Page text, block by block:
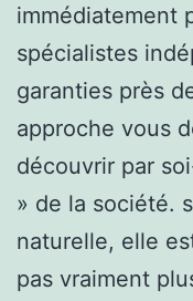
immédiatement
spécialistes
garanties près
approche vous
découvrir par
» de la société.
naturelle, elle
pas vraiment